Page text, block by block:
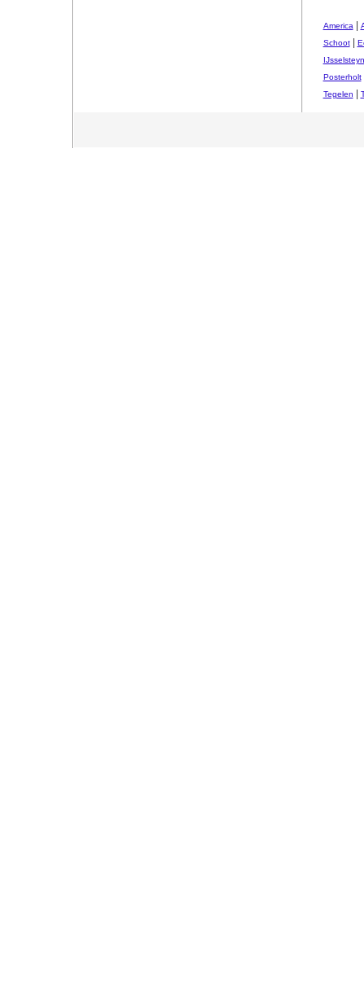
America|
Schoot|
Posterholt
Tegelen